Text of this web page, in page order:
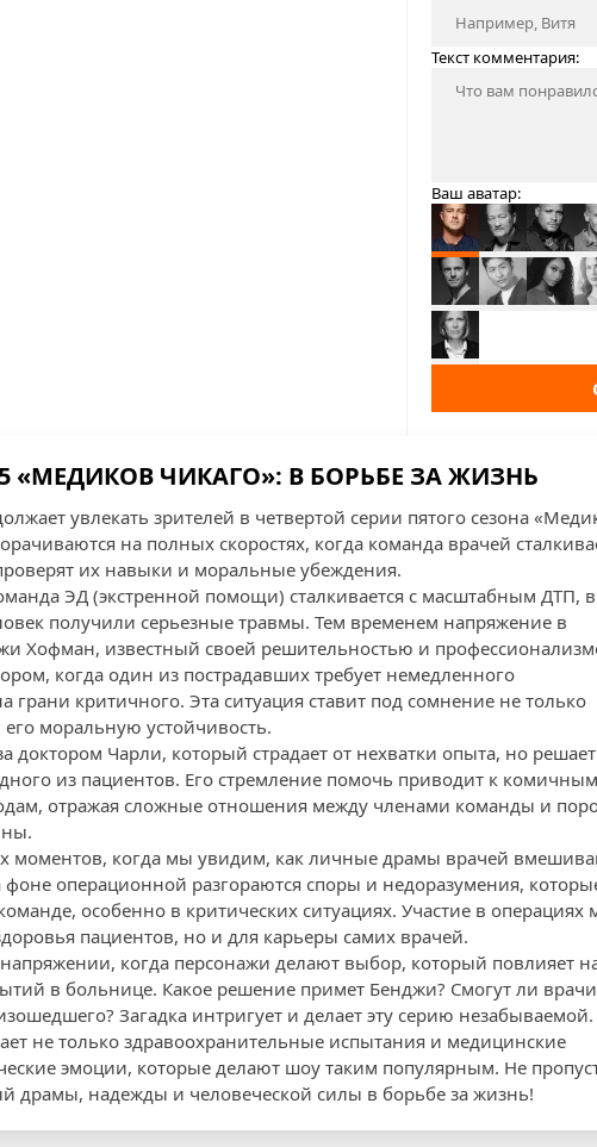
Текст комментария:
Ваш аватар:
«МЕДИКОВ ЧИКАГО»: В БОРЬБЕ ЗА ЖИЗНЬ
увлекать зрителей в четвертой серии пятого сезона
на полных скоростях, когда команда врачей
их навыки и моральные убеждения.
ЭД (экстренной помощи) сталкивается с масштабным ДТП, в
получили серьезные травмы. Тем временем напряжение в
Хофман, известный своей решительностью и
когда один из пострадавших требует немедленного
грани критичного. Эта ситуация ставит под сомнение не только
моральную устойчивость.
Чарли, который страдает от нехватки опыта, но решает
из пациентов. Его стремление помочь приводит к
отражая сложные отношения между членами команды и
моментов, когда мы увидим, как личные драмы врачей
операционной разгораются споры и недоразумения,
особенно в критических ситуациях. Участие в операциях
пациентов, но и для карьеры самих врачей.
напряжении, когда персонажи делают выбор, который повлияет
в больнице. Какое решение примет Бенджи? Смогут ли врачи
Загадка интригует и делает эту серию незабываемой.
не только здравоохранительные испытания и медицинские
эмоции, которые делают шоу таким популярным. Не
драмы, надежды и человеческой силы в борьбе за жизнь!